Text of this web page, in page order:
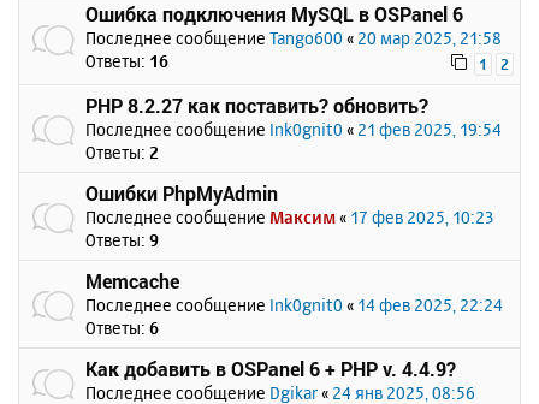
Ошибка подключения MySQL в OSPanel 6
Последнее сообщение Tango600 « 20 мар 2025, 21:58
Ответы: 16 1 2
PHP 8.2.27 как поставить? обновить?
Последнее сообщение Ink0gnit0 « 21 фев 2025, 19:54
Ответы: 2
Ошибки PhpMyAdmin
Последнее сообщение Максим « 17 фев 2025, 10:23
Ответы: 9
Memcache
Последнее сообщение Ink0gnit0 « 14 фев 2025, 22:24
Ответы: 6
Как добавить в OSPanel 6 + PHP v. 4.4.9?
Последнее сообщение Dgikar « 24 янв 2025, 08:56